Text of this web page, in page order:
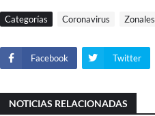
Categorías Coronavirus Zonales
Facebook Twitter
NOTICIAS RELACIONADAS